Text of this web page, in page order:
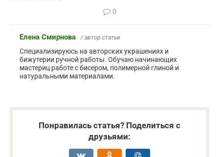
0
Елена Смирнова / автор статьи
Специализируюсь на авторских украшениях и
бижутерии ручной работы. Обучаю начинающих
мастериц работе с бисером, полимерной глиной и
натуральными материалами.
Понравилась статья? Поделиться с
друзьями: